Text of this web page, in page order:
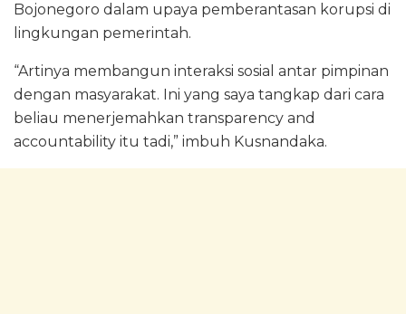
Bojonegoro dalam upaya pemberantasan korupsi di
lingkungan pemerintah.
“Artinya membangun interaksi sosial antar pimpinan
dengan masyarakat. Ini yang saya tangkap dari cara
beliau menerjemahkan transparency and
accountability itu tadi,” imbuh Kusnandaka.